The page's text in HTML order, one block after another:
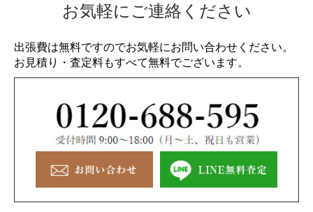
お気軽にご連絡ください
出張費は無料ですのでお気軽にお問い合わせください。
お見積り・査定料もすべて無料でございます。